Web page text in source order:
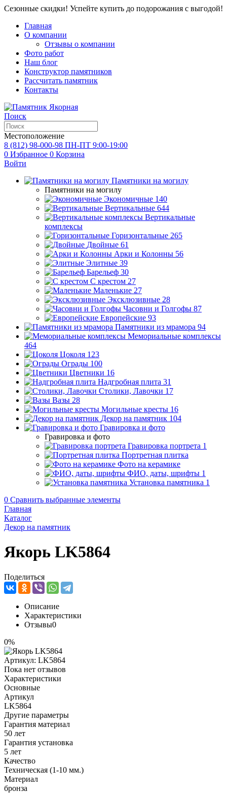
Сезонные скидки! Успейте купить до подорожания с выгодой!
Главная
О компании
Отзывы о компании
Фото работ
Наш блог
Конструктор памятников
Рассчитать памятник
Контакты
Поиск
Местоположение
8 (812) 98-000-98 ПН-ПТ 9:00-19:00
0 Избранное 0 Корзина
Войти
Памятники на могилу
Памятники на могилу
Экономичные 140
Вертикальные 644
Вертикальные
комплексы
Горизонтальные 265
Двойные 61
Арки и Колонны 56
Элитные 39
Барельеф 30
С крестом 27
Маленькие 27
Эксклюзивные 28
Часовни и Голгофы 87
Европейские 93
Памятники из мрамора 94
Мемориальные комплексы
464
Цоколя 123
Ограды 100
Цветники 16
Надгробная плита 31
Столики, Лавочки 17
Вазы 28
Могильные кресты 16
Декор на памятник 104
Гравировка и фото
Гравировка и фото
Гравировка портрета 1
Портретная плитка
Фото на керамике
ФИО, даты, шрифты 1
Установка памятника 1
0 Сравнить выбранные элементы
Главная
Каталог
Декор на памятник
Якорь LK5864
Поделиться
Описание
Характеристики
Отзывы0
0%
Артикул: LK5864
Пока нет отзывов
Характеристики
Основные
Артикул
LK5864
Другие параметры
Гарантия материал
50 лет
Гарантия установка
5 лет
Качество
Техническая (1-10 мм.)
Материал
бронза